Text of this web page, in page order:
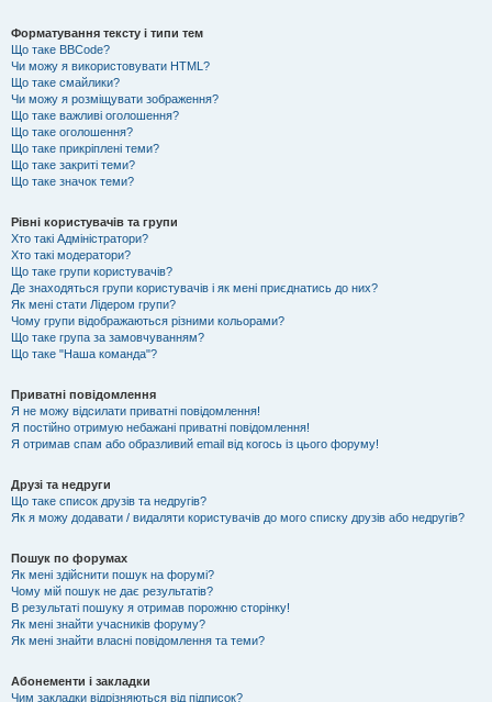
Форматування тексту і типи тем
Що таке BBCode?
Чи можу я використовувати HTML?
Що таке смайлики?
Чи можу я розміщувати зображення?
Що таке важливі оголошення?
Що таке оголошення?
Що таке прикріплені теми?
Що таке закриті теми?
Що таке значок теми?
Рівні користувачів та групи
Хто такі Адміністратори?
Хто такі модератори?
Що таке групи користувачів?
Де знаходяться групи користувачів і як мені приєднатись до них?
Як мені стати Лідером групи?
Чому групи відображаються різними кольорами?
Що таке група за замовчуванням?
Що таке "Наша команда"?
Приватні повідомлення
Я не можу відсилати приватні повідомлення!
Я постійно отримую небажані приватні повідомлення!
Я отримав спам або образливий email від когось із цього форуму!
Друзі та недруги
Що таке список друзів та недругів?
Як я можу додавати / видаляти користувачів до мого списку друзів або недругів?
Пошук по форумах
Як мені здійснити пошук на форумі?
Чому мій пошук не дає результатів?
В результаті пошуку я отримав порожню сторінку!
Як мені знайти учасників форуму?
Як мені знайти власні повідомлення та теми?
Абонементи і закладки
Чим закладки відрізняються від підписок?